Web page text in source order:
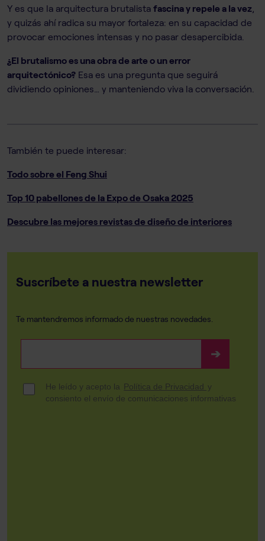
Y es que la arquitectura brutalista fascina y repele a la vez
y quizás ahí radica su mayor fortaleza: en su capacidad de
provocar emociones intensas y no pasar desapercibida.
¿El brutalismo es una obra de arte o un error
arquitectónico? Esa es una pregunta que seguirá
dividiendo opiniones… y manteniendo viva la conversación.
También te puede interesar:
Todo sobre el Feng Shui
Top 10 pabellones de la Expo de Osaka 2025
Descubre las mejores revistas de diseño de interiores
Suscríbete a nuestra newsletter
Te mantendremos informado de nuestras novedades.